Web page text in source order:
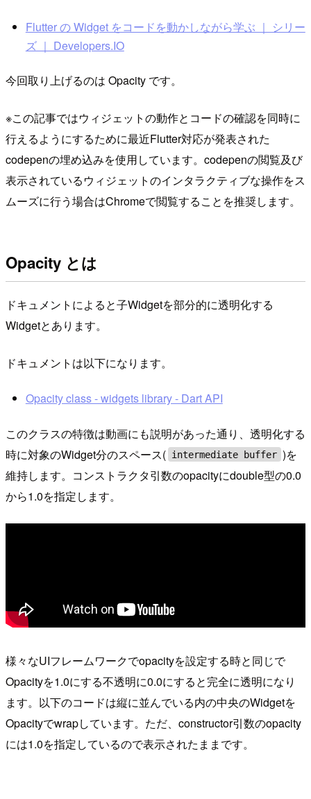
Flutter の Widget をコードを動かしながら学ぶ ｜ シリー
ズ ｜ Developers.IO
今回取り上げるのは Opacity です。
※この記事ではウィジェットの動作とコードの確認を同時に
行えるようにするために最近Flutter対応が発表された
codepenの埋め込みを使用しています。codepenの閲覧及び
表示されているウィジェットのインタラクティブな操作をス
ムーズに行う場合はChromeで閲覧することを推奨します。
Opacity とは
ドキュメントによると子Widgetを部分的に透明化する
Widgetとあります。
ドキュメントは以下になります。
Opacity class - widgets library - Dart API
このクラスの特徴は動画にも説明があった通り、透明化する
時に対象のWidget分のスペース( intermediate buffer )を
維持します。コンストラクタ引数のopacityにdouble型の0.0
から1.0を指定します。
様々なUIフレームワークでopacityを設定する時と同じで
Opacityを1.0にする不透明に0.0にすると完全に透明になり
ます。以下のコードは縦に並んでいる内の中央のWidgetを
Opacityでwrapしています。ただ、constructor引数のopacity
には1.0を指定しているので表示されたままです。